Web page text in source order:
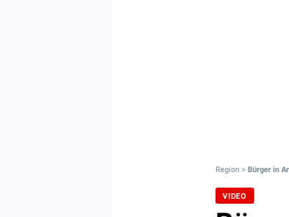
Region > Bürger in
VIDEO